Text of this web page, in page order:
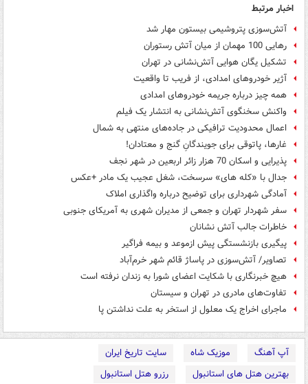
اخبار مرتبط
آتش‌سوزی پتروشیمی بیستون مهار شد
رهایی 100 مهمان از میان آتش رستوران
تشکیل یگان هوایی آتش‌نشانی در تهران
آژیر خودروهای امدادی، از فریب تا واقعیت
همه چیز درباره جریمه خودروهای امدادی
واکنش سخنگوی آتش‌نشانی به انتشار یک فیلم
اعمال محدودیت ترافیکی در جاده‌های منتهی به شمال
غارها، پاتوقی برای جویندگانِ گنج و معتادان!
پذیرایی و اسکان 70 هزار زائر اربعین در شهر نجف
جدال با «کله های» سرسخت، شغل عجیب یک مادر +عکس
آمادگی شهرداری برای توضیح درباره واگذاری املاک
سفر شهردار تهران و جمعی از مدیران شهری به آمریکای جنوبی
خاطرات جالب آتش نشانان
پیگیری بازنشستگی پیش ازموعد و بیمه فراگیر
تصاویر/ آتش‌سوزی در پاساژ قائم شهر خرم‌آباد
هیچ خبرنگاری با شکایت اعضای شورا به زندان نرفته است
تفاوت‌های مادری در تهران و سیستان‌
ماجرای اخراج یک معلول از استخر به علت نداشتن پا
آپ آهنگ موزیک شاه
سایت تاریخ ایران
بهترین هتل های استانبول
رزرو هتل استانبول